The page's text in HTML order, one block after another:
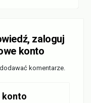
zaloguj
konto
komentarze.
konto